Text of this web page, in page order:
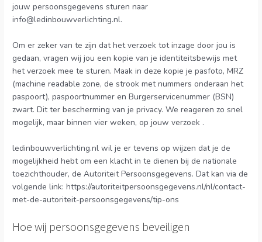
jouw persoonsgegevens sturen naar
info@ledinbouwverlichting.nl.
Om er zeker van te zijn dat het verzoek tot inzage door jou is
gedaan, vragen wij jou een kopie van je identiteitsbewijs met
het verzoek mee te sturen. Maak in deze kopie je pasfoto, MRZ
(machine readable zone, de strook met nummers onderaan het
paspoort), paspoortnummer en Burgerservicenummer (BSN)
zwart. Dit ter bescherming van je privacy. We reageren zo snel
mogelijk, maar binnen vier weken, op jouw verzoek .
ledinbouwverlichting.nl wil je er tevens op wijzen dat je de
mogelijkheid hebt om een klacht in te dienen bij de nationale
toezichthouder, de Autoriteit Persoonsgegevens. Dat kan via de
volgende link: https://autoriteitpersoonsgegevens.nl/nl/contact-
met-de-autoriteit-persoonsgegevens/tip-ons
Hoe wij persoonsgegevens beveiligen